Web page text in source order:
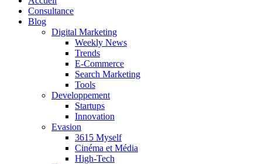
Consultance
Blog
Digital Marketing
Weekly News
Trends
E-Commerce
Search Marketing
Tools
Developpement
Startups
Innovation
Evasion
3615 Myself
Cinéma et Média
High-Tech